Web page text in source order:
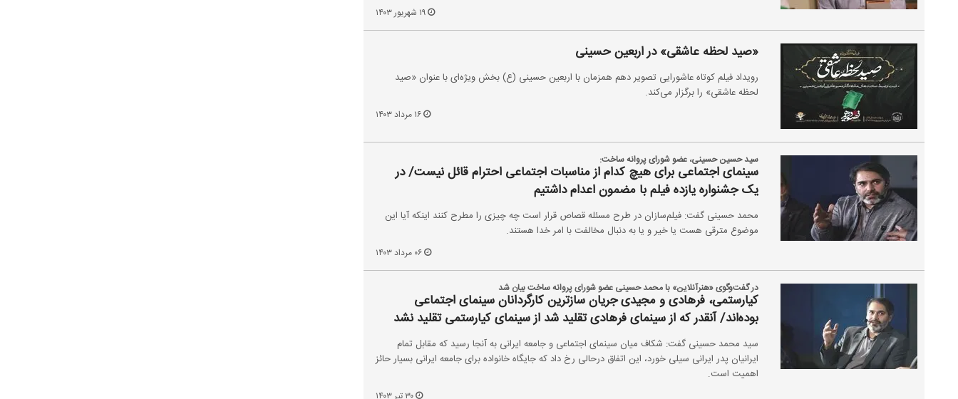
۱۹ شهریور ۱۴۰۳
«صید لحظه عاشقی» در اربعین حسینی
رویداد فیلم کوتاه عاشورایی تصویر دهم همزمان با اربعین حسینی (ع) بخش ویژه‌ای با عنوان «صید
لحظه عاشقی» را برگزار می‌کند.
۱۶ مرداد ۱۴۰۳
سید حسین حسینی، عضو شورای پروانه ساخت:
سینمای اجتماعی برای هیچ کدام از مناسبات اجتماعی احترام قائل نیست/ در
یک جشنواره یازده فیلم با مضمون اعدام داشتیم
محمد حسینی گفت: فیلم‌سازان در طرح مسئله قصاص قرار است چه چیزی را مطرح کنند اینکه آیا این
موضوع مترقی هست یا خیر و یا به دنبال مخالفت با امر خدا هستند.
۰۶ مرداد ۱۴۰۳
در گفت‌وگوی «هنرآنلاین» با محمد حسینی عضو شورای پروانه ساخت بیان شد
کیارستمی، فرهادی و مجیدی جریان سازترین کارگردانان سینمای اجتماعی
بوده‌اند/ آنقدر که از سینمای فرهادی تقلید شد از سینمای کیارستمی تقلید نشد
سید محمد حسینی گفت: شکاف میان سینمای اجتماعی و جامعه ایرانی به آنجا رسید که مقابل تمام
ایرانیان پدر ایرانی سیلی خورد، این اتفاق درحالی رخ داد که جایگاه خانواده برای جامعه ایرانی بسیار حائز
اهمیت است.